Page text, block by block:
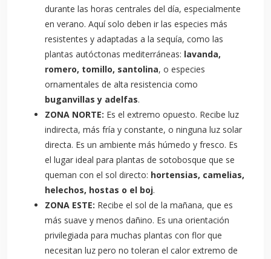
durante las horas centrales del día, especialmente
en verano. Aquí solo deben ir las especies más
resistentes y adaptadas a la sequía, como las
plantas autóctonas mediterráneas: lavanda,
romero, tomillo, santolina, o especies
ornamentales de alta resistencia como
buganvillas y adelfas.
ZONA NORTE: Es el extremo opuesto. Recibe luz
indirecta, más fría y constante, o ninguna luz solar
directa. Es un ambiente más húmedo y fresco. Es
el lugar ideal para plantas de sotobosque que se
queman con el sol directo: hortensias, camelias,
helechos, hostas o el boj.
ZONA ESTE: Recibe el sol de la mañana, que es
más suave y menos dañino. Es una orientación
privilegiada para muchas plantas con flor que
necesitan luz pero no toleran el calor extremo de